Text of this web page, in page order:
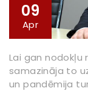
09
Apr
Lai gan nodokļu
samazināja to
un pandēmija